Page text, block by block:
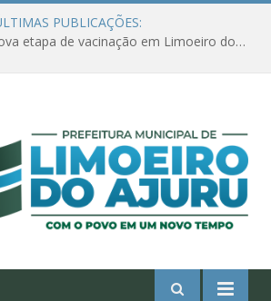
PUBLICAÇÕES:
Amanhã começa nova etapa de vacinação em Limoeiro do Ajuru para idosos com 65 ou mais